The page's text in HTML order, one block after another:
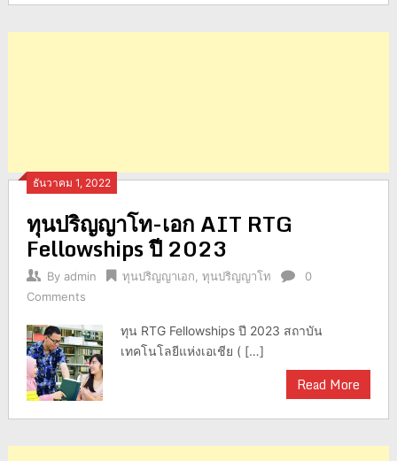
ธันวาคม 1, 2022
ทุนปริญญาโท-เอก AIT RTG
Fellowships ปี 2023
By admin ทุนปริญญาเอก ทุนปริญญาโท
0
Comments
ทุน RTG Fellowships ปี 2023 สถาบัน
เทคโนโลยีแห่งเอเชีย ( […]
Read More